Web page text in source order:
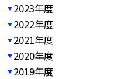
2023年度
2022年度
2021年度
2020年度
2019年度